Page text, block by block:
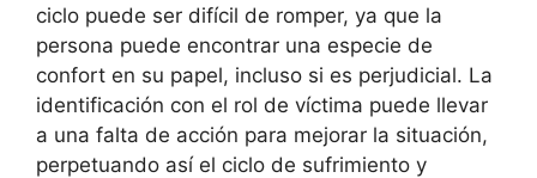
ciclo puede ser difícil de romper, ya que la
persona puede encontrar una especie de
confort en su papel, incluso si es perjudicial. La
identificación con el rol de víctima puede llevar
a una falta de acción para mejorar la situación,
perpetuando así el ciclo de sufrimiento y